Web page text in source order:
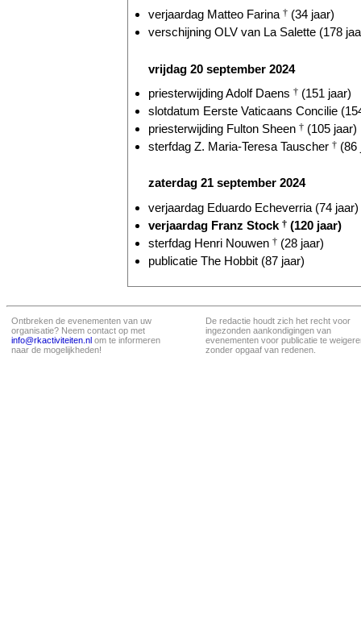
verjaardag Matteo Farina † (34 jaar)
verschijning OLV van La Salette (178
vrijdag 20 september 2024
priesterwijding Adolf Daens † (151 jaar)
slotdatum Eerste Vaticaans Concilie
priesterwijding Fulton Sheen † (105 jaar)
sterfdag Z. Maria-Teresa Tauscher † (86
zaterdag 21 september 2024
verjaardag Eduardo Echeverria (74 jaar)
verjaardag Franz Stock † (120 jaar)
sterfdag Henri Nouwen † (28 jaar)
publicatie The Hobbit (87 jaar)
Ontbreken de evenementen van uw
organisatie? Neem contact op met
info@rkactiviteiten.nl om te informeren
naar de mogelijkheden!
De redactie houdt zich het recht voor
ingezonden aankondigingen van
evenementen voor publicatie te
zonder opgaaf van redenen.